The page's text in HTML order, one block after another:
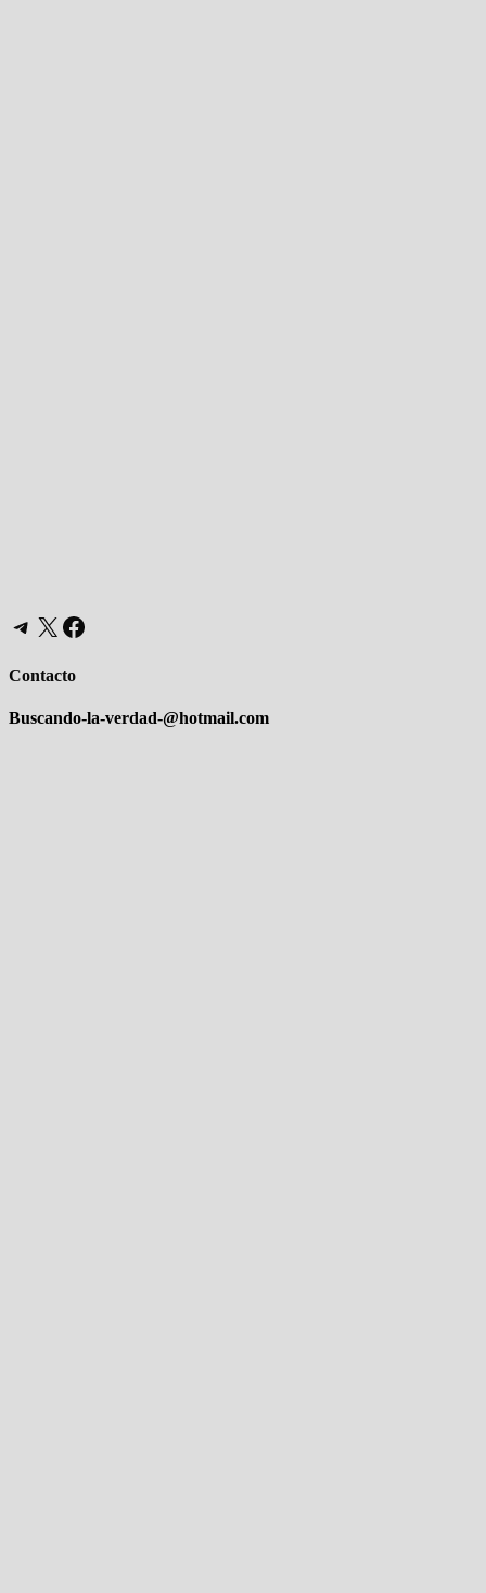
Telegram
X Facebook
Contacto
Buscando-la-verdad-@hotmail.com